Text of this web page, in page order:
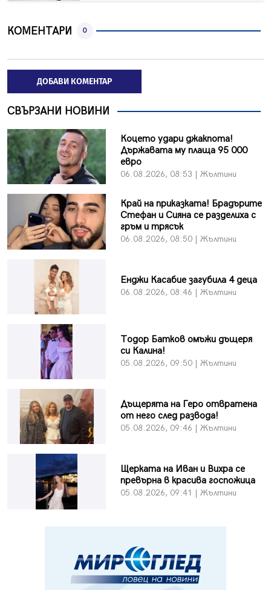
КОМЕНТАРИ 0
ДОБАВИ КОМЕНТАР
СВЪРЗАНИ НОВИНИ
Коцето удари джакпота!
Държавата му плаща 95 000
евро
06.08.2026, 08:53 | Жълтини
Край на приказката! Брадърите
Стефан и Сияна се разделиха с
гръм и трясък
06.08.2026, 08:50 | Жълтини
Енджи Касабие загубила 4 деца
06.08.2026, 08:46 | Жълтини
Тодор Батков омъжи дъщеря
си Калина!
05.08.2026, 09:50 | Жълтини
Дъщерята на Геро отвратена
от него след развода!
05.08.2026, 09:46 | Жълтини
Щерката на Иван и Вихра се
превърна в красива госпожица
05.08.2026, 09:41 | Жълтини